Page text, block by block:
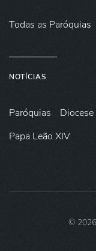
Todas as Paróquias
NOTÍCIAS
Paróquias Diocese
Papa Leão XIV
© 2026